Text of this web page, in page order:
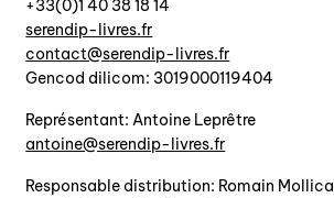
+33(0)1 40 38 18 14
serendip-livres.fr
rf.servil-pidneres@tcatnoc
Gencod dilicom: 3019000119404
Représentant: Antoine Leprêtre
rf.servil-pidneres@eniotna
Responsable distribution: Romain Mollica